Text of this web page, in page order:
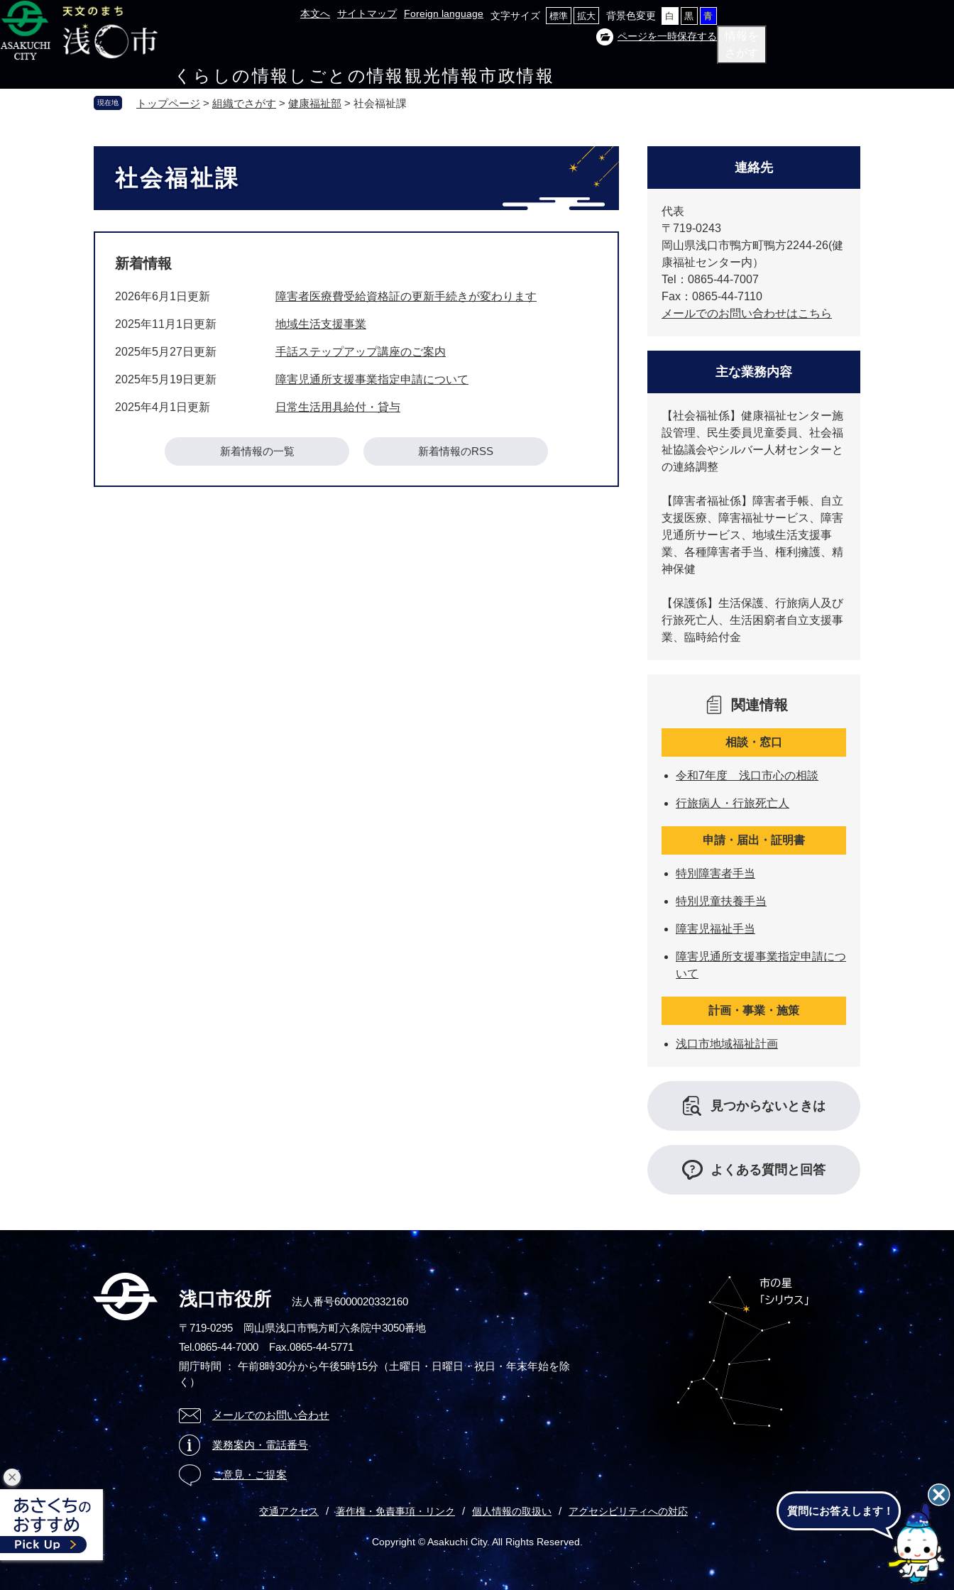
ペ
ー
ジ
メ
ニ
ュ
本文へ サイトマップ Foreign language 文字サイズ 標準 拡大 背景色変更 白 黒 青
ページを一時保存する
くらしの情報 しごとの情報観光情報市政情報
現在地 トップページ > 組織でさがす > 健康福祉部 > 社会福祉課
社会福祉課
新着情報
2026年6月1日更新 障害者医療費受給資格証の更新手続きが変わります
2025年11月1日更新 地域生活支援事業
2025年5月27日更新 手話ステップアップ講座のご案内
2025年5月19日更新 障害児通所支援事業指定申請について
2025年4月1日更新 日常生活用具給付・貸与
新着情報の一覧 新着情報のRSS
連絡先
代表
〒719-0243
岡山県浅口市鴨方町鴨方2244-26(健
康福祉センター内）
Tel：0865-44-7007
Fax：0865-44-7110
メールでのお問い合わせはこちら
主な業務内容
【社会福祉係】健康福祉センター施
設管理、民生委員児童委員、社会福
祉協議会やシルバー人材センターと
の連絡調整
【障害者福祉係】障害者手帳、自立
支援医療、障害福祉サービス、障害
児通所サービス、地域生活支援事
業、各種障害者手当、権利擁護、精
神保健
【保護係】生活保護、行旅病人及び
行旅死亡人、生活困窮者自立支援事
業、臨時給付金
関連情報
相談・窓口
令和7年度 浅口市心の相談
行旅病人・行旅死亡人
申請・届出・証明書
特別障害者手当
特別児童扶養手当
障害児福祉手当
障害児通所支援事業指定申請につ
いて
計画・事業・施策
浅口市地域福祉計画
見つからないときは
よくある質問と回答
浅口市役所 法人番号6000020332160
〒719-0295 岡山県浅口市鴨方町六条院中3050番地
Tel.0865-44-7000 Fax.0865-44-5771
開庁時間 ： 午前8時30分から午後5時15分 （土曜日・日曜日・祝日・年末年始を除
く）
メールでのお問い合わせ
業務案内・電話番号
ご意見・ご提案
交通アクセス 著作権・免責事項・リンク 個人情報の取扱い アクセシビリティへの対応
Copyright © Asakuchi City. All Rights Reserved.
閉
じ
る
質問にお答えします！